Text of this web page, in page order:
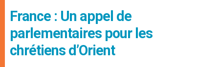
France : Un appel de
parlementaires pour les
chrétiens d’Orient